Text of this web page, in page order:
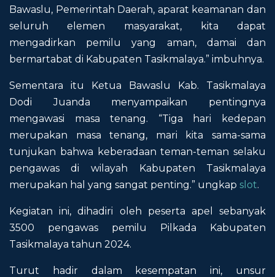
Bawaslu, Pemerintah Daerah, aparat keamanan dan
seluruh elemen masyarakat, kita dapat
mengadirkan pemilu yang aman, damai dan
bermartabat di Kabupaten Tasikmalaya.” imbuhnya.
Sementara itu Ketua Bawaslu Kab. Tasikmalaya
Dodi Juanda menyampaikan pentingnya
mengawasi masa tenang. “Tiga hari kedepan
merupakan masa tenang, mari kita sama-sama
tunjukan bahwa keberadaan teman-teman selaku
pengawas di wilayah Kabupaten Tasikmalaya
merupakan hal yang sangat penting.” ungkap slot.
Kegiatan ini, dihadiri oleh peserta apel sebanyak
3500 pengawas pemilu Pilkada Kabupaten
Tasikmalaya tahun 2024.
Turut hadir dalam kesempatan ini, unsur